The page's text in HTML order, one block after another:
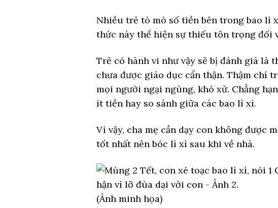
Nhiều trẻ tò mò số tiền bên trong bao lì
thức này thể hiện sự thiếu tôn trọng đối
Trẻ có hành vi như vậy sẽ bị đánh giá là
chưa được giáo dục cẩn thận. Thậm chí
mọi người ngại ngùng, khó xử. Chẳng
ít tiền hay so sánh giữa các bao lì xì.
Vì vậy, cha mẹ cần dạy con không được
tốt nhất nên bóc lì xì sau khi về nhà.
(Ảnh minh họa)